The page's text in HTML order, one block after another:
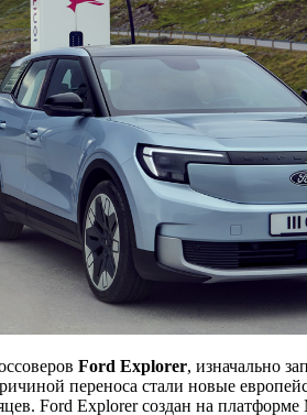
Ford Explorer, изначально
переноса стали новые
Ford Explorer создан на